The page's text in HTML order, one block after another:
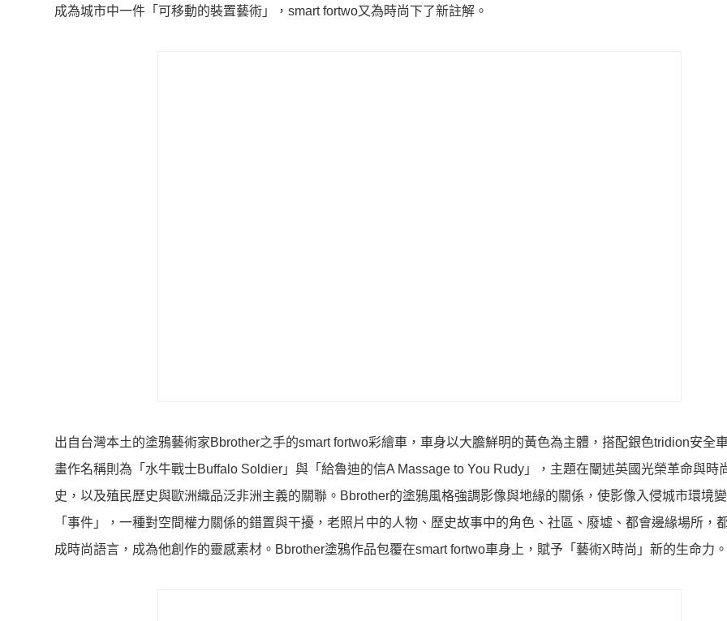
成為城市中一件「可移動的裝置藝術」，smart fortwo又為時尚下了新註解。
出自台灣本土的塗鴉藝術家Bbrother之手的smart fortwo彩繪車，車身以大膽鮮明的黃色為主體，搭配銀色tridion安全
畫作名稱則為「水牛戰士Buffalo Soldier」與「給魯迪的信A Massage to You Rudy」，主題在闡述英國光榮革命與時
史，以及殖民歷史與歐洲織品泛非洲主義的關聯。Bbrother的塗鴉風格強調影像與地緣的關係，使影像入侵城市環境
「事件」，一種對空間權力關係的錯置與干擾，老照片中的人物、歷史故事中的角色、社區、廢墟、都會邊緣場所，
成時尚語言，成為他創作的靈感素材。Bbrother塗鴉作品包覆在smart fortwo車身上，賦予「藝術X時尚」新的生命力。